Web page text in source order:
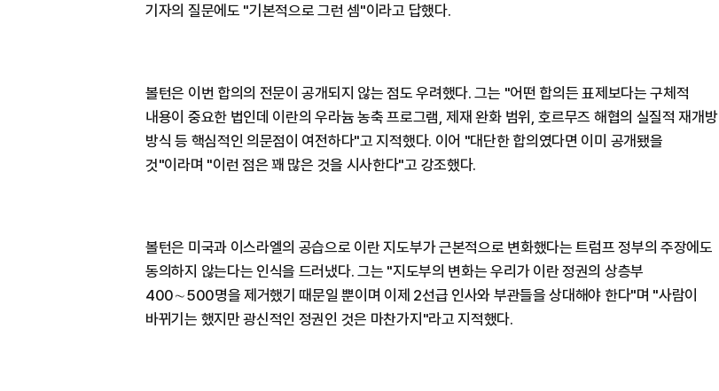
기자의 질문에도 "기본적으로 그런 셈"이라고 답했다.
볼턴은 이번 합의의 전문이 공개되지 않는 점도 우려했다. 그는 "어떤 합의든 표제보다는 구체적
내용이 중요한 법인데 이란의 우라늄 농축 프로그램, 제재 완화 범위, 호르무즈 해협의 실질적 재개방
방식 등 핵심적인 의문점이 여전하다"고 지적했다. 이어 "대단한 합의였다면 이미 공개됐을
것"이라며 "이런 점은 꽤 많은 것을 시사한다"고 강조했다.
볼턴은 미국과 이스라엘의 공습으로 이란 지도부가 근본적으로 변화했다는 트럼프 정부의 주장에도
동의하지 않는다는 인식을 드러냈다. 그는 "지도부의 변화는 우리가 이란 정권의 상층부
400∼500명을 제거했기 때문일 뿐이며 이제 2선급 인사와 부관들을 상대해야 한다"며 "사람이
바뀌기는 했지만 광신적인 정권인 것은 마찬가지"라고 지적했다.